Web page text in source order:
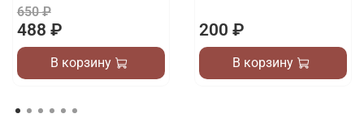
650 ₽
488 ₽
В корзину
200 ₽
В корзину